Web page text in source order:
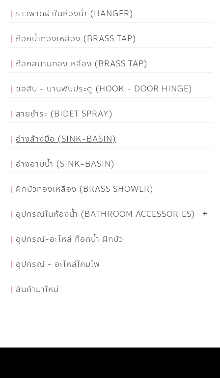
ราวพาดผ้าในห้องน้ำ (HANGER)
ก๊อกน้ำทองเหลือง (BRASS TAP)
ก๊อกสนามทองเหลือง (BRASS TAP)
ขอสับ - บานพับประตู (HOOK - DOOR HINGE)
สายชำระ (BIDET SPRAY)
อ่างล้างมือ (SINK-BASIN)
อ่างอาบน้ำ (SINK-BASIN)
ฝักบัวทองเหลือง (BRASS SHOWER)
อุปกรณ์ในห้องน้ำ (BATHROOM ACCESSORIES)
อุปกรณ์-อะไหล่ ก๊อกน้ำ ฝักบัว
อุปกรณ์ - อะไหล่โคมไฟ
สินค้ามาใหม่